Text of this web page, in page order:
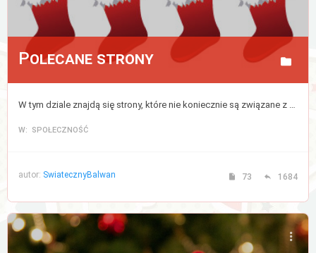
Polecane strony
W tym dziale znajdą się strony, które nie koniecznie są związane z tematyką świąteczną, lecz są przez nas gorąco polecane.
W: SPOŁECZNOŚĆ
autor: SwiatecznyBalwan 73 1684